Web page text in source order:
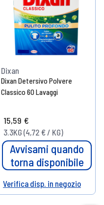
Dixan
Dixan Detersivo Polvere
Classico 60 Lavaggi
15,59 €
3.3KG (4,72 € / KG)
Avvisami quando
torna disponibile
Help
Verifica disp. in negozio